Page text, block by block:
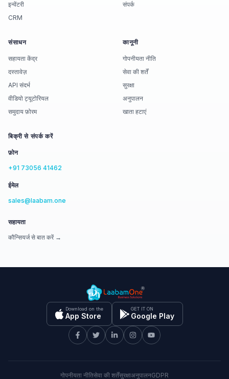
इन्वेंटरी
CRM
संपर्क
संसाधन
सहायता केंद्र
दस्तावेज़
API संदर्भ
वीडियो ट्यूटोरियल
समुदाय फ़ोरम
कानूनी
गोपनीयता नीति
सेवा की शर्तें
सुरक्षा
अनुपालन
खाता हटाएं
बिक्री से संपर्क करें
फ़ोन
+91 73056 41462
ईमेल
sales@laabam.one
सहायता
कौन्सियर्ज से बात करें →
Download on the
App Store
GET IT ON
Google Play
गोपनीयता नीतिसेवा की शर्तेंसुरक्षाअनुपालनGDPR